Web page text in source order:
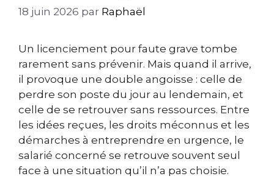
18 juin 2026 par Raphaël
Un licenciement pour faute grave tombe
rarement sans prévenir. Mais quand il arrive,
il provoque une double angoisse : celle de
perdre son poste du jour au lendemain, et
celle de se retrouver sans ressources. Entre
les idées reçues, les droits méconnus et les
démarches à entreprendre en urgence, le
salarié concerné se retrouve souvent seul
face à une situation qu’il n’a pas choisie.